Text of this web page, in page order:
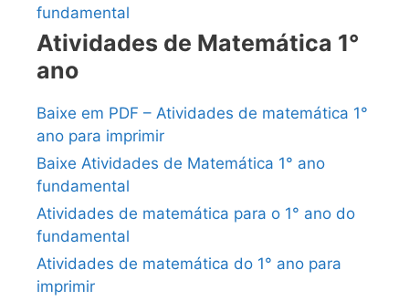
fundamental
Atividades de Matemática 1°
ano
Baixe em PDF – Atividades de matemática 1°
ano para imprimir
Baixe Atividades de Matemática 1° ano
fundamental
Atividades de matemática para o 1° ano do
fundamental
Atividades de matemática do 1° ano para
imprimir